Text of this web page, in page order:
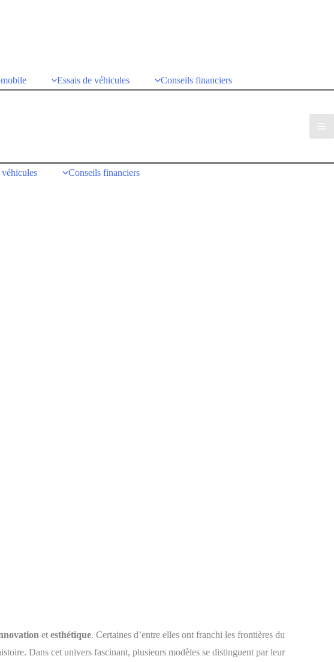
Essais de véhicules Conseils financiers
véhicules Conseils financiers
et esthétique. Certaines d’entre elles ont franchi les frontières du
Dans cet univers fascinant, plusieurs modèles se distinguent par leur